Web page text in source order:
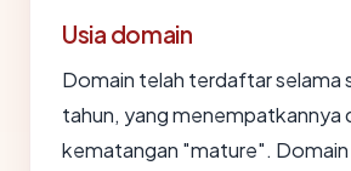
Usia domain
Domain telah terdaftar selama
tahun, yang menempatkannya
kematangan "mature". Domain